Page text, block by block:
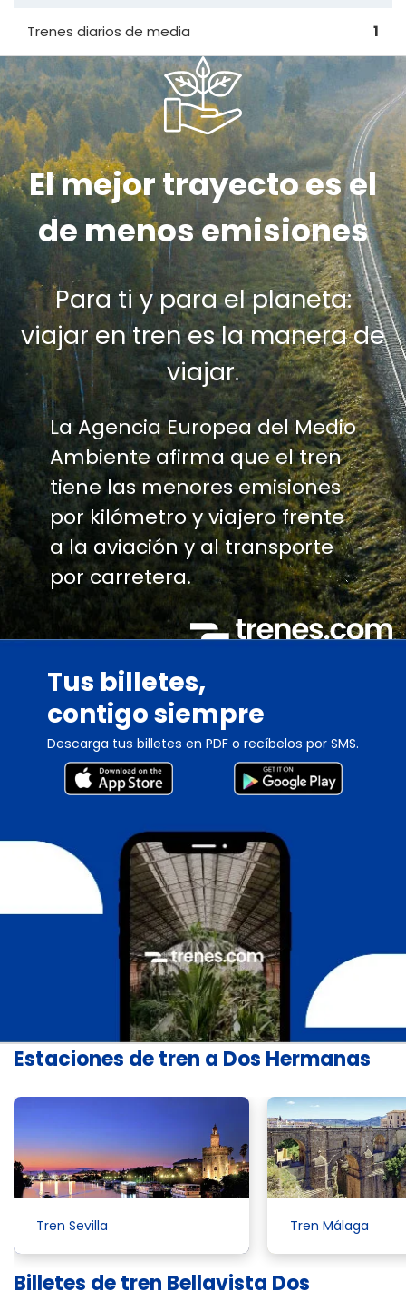
Trenes diarios de media 1
El mejor trayecto es el
de menos emisiones
Para ti y para el planeta:
viajar en tren es la manera de
viajar.
La Agencia Europea del Medio
Ambiente afirma que el tren
tiene las menores emisiones
por kilómetro y viajero frente
a la aviación y al transporte
por carretera.
Tus billetes,
contigo siempre
Descarga tus billetes en PDF o recíbelos por SMS.
Estaciones de tren a Dos Hermanas
Tren Sevilla Tren Málaga
Billetes de tren Bellavista Dos